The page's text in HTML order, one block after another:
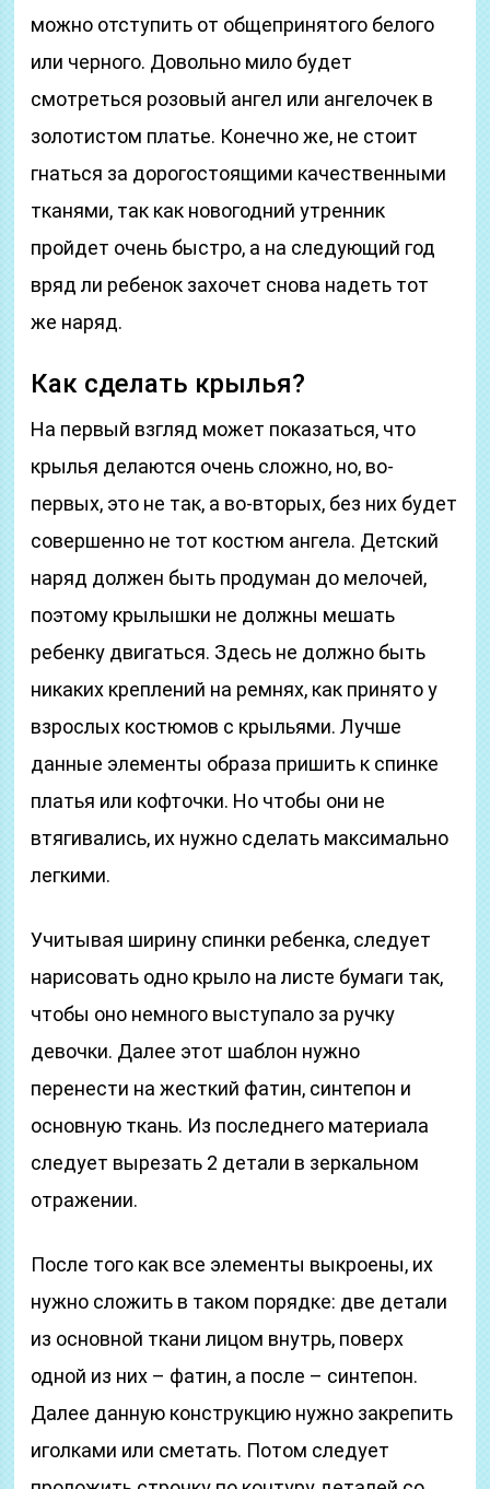
можно отступить от общепринятого белого
или черного. Довольно мило будет
смотреться розовый ангел или ангелочек в
золотистом платье. Конечно же, не стоит
гнаться за дорогостоящими качественными
тканями, так как новогодний утренник
пройдет очень быстро, а на следующий год
вряд ли ребенок захочет снова надеть тот
же наряд.
Как сделать крылья?
На первый взгляд может показаться, что
крылья делаются очень сложно, но, во-
первых, это не так, а во-вторых, без них будет
совершенно не тот костюм ангела. Детский
наряд должен быть продуман до мелочей,
поэтому крылышки не должны мешать
ребенку двигаться. Здесь не должно быть
никаких креплений на ремнях, как принято у
взрослых костюмов с крыльями. Лучше
данные элементы образа пришить к спинке
платья или кофточки. Но чтобы они не
втягивались, их нужно сделать максимально
легкими.
Учитывая ширину спинки ребенка, следует
нарисовать одно крыло на листе бумаги так,
чтобы оно немного выступало за ручку
девочки. Далее этот шаблон нужно
перенести на жесткий фатин, синтепон и
основную ткань. Из последнего материала
следует вырезать 2 детали в зеркальном
отражении.
После того как все элементы выкроены, их
нужно сложить в таком порядке: две детали
из основной ткани лицом внутрь, поверх
одной из них – фатин, а после – синтепон.
Далее данную конструкцию нужно закрепить
иголками или сметать. Потом следует